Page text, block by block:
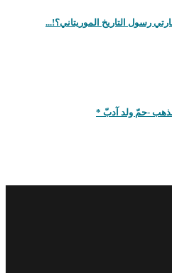
رسول التاريخ الموريتاني؟!...
-حمّ ولد آدبّ *